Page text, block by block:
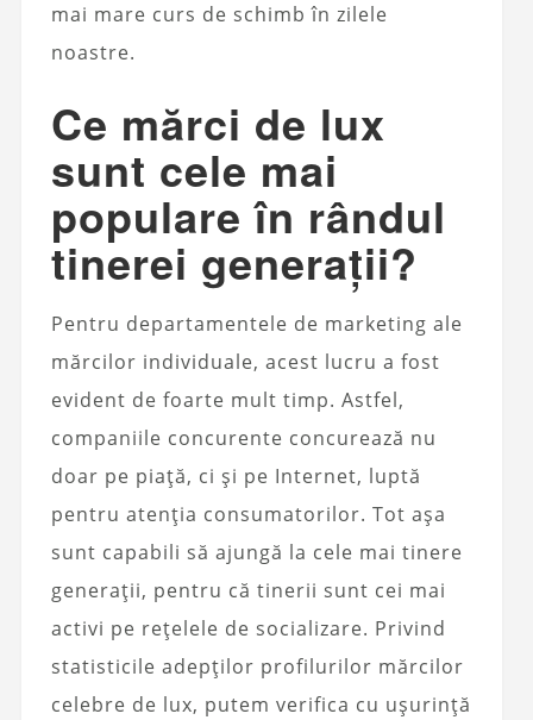
mai mare curs de schimb în zilele
noastre.
Ce mărci de lux
sunt cele mai
populare în rândul
tinerei generații?
Pentru departamentele de marketing ale
mărcilor individuale, acest lucru a fost
evident de foarte mult timp. Astfel,
companiile concurente concurează nu
doar pe piață, ci și pe Internet, luptă
pentru atenția consumatorilor. Tot așa
sunt capabili să ajungă la cele mai tinere
generații, pentru că tinerii sunt cei mai
activi pe rețelele de socializare. Privind
statisticile adepților profilurilor mărcilor
celebre de lux, putem verifica cu ușurință